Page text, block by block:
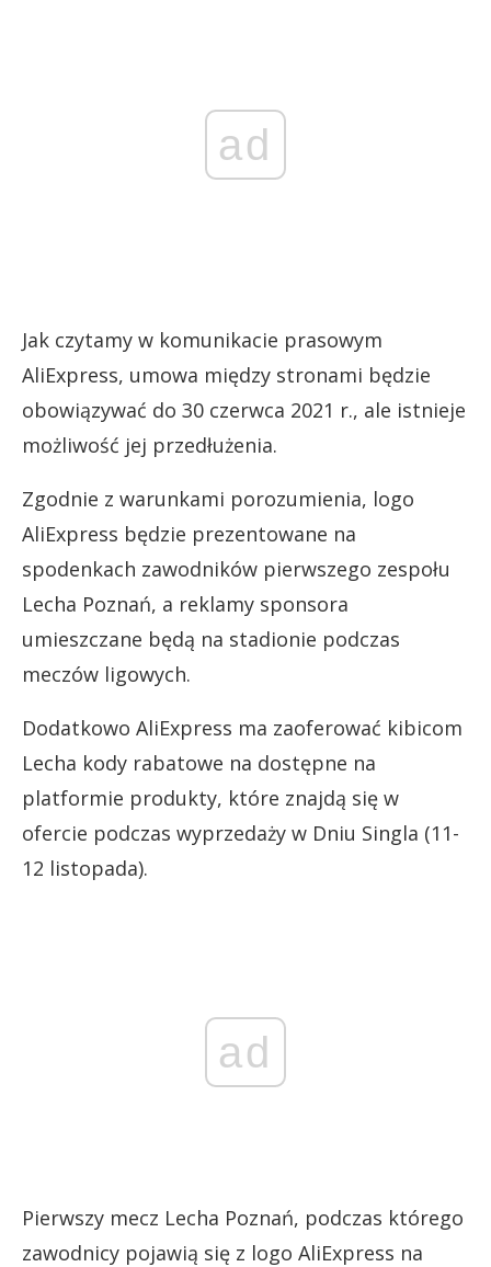
ad
Jak czytamy w komunikacie prasowym
AliExpress, umowa między stronami będzie
obowiązywać do 30 czerwca 2021 r., ale istnieje
możliwość jej przedłużenia.
Zgodnie z warunkami porozumienia, logo
AliExpress będzie prezentowane na
spodenkach zawodników pierwszego zespołu
Lecha Poznań, a reklamy sponsora
umieszczane będą na stadionie podczas
meczów ligowych.
Dodatkowo AliExpress ma zaoferować kibicom
Lecha kody rabatowe na dostępne na
platformie produkty, które znajdą się w
ofercie podczas wyprzedaży w Dniu Singla (11-
12 listopada).
ad
Pierwszy mecz Lecha Poznań, podczas którego
zawodnicy pojawią się z logo AliExpress na